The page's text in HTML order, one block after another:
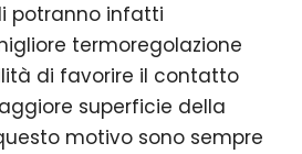
potranno infatti
termoregolazione
di favorire il contatto
superficie della
motivo sono sempre